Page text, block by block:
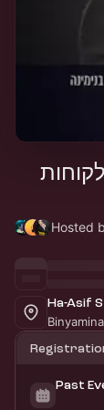
Ha-Asif
Past